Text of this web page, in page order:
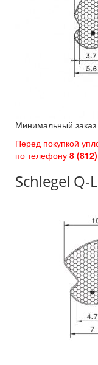
Минимальный
Перед покупкой
по телефону 8
Schlegel Q-